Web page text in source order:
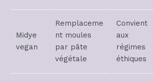
Midye
vegan
Remplaceme
nt moules
par pâte
végétale
Convient
aux
régimes
éthiques